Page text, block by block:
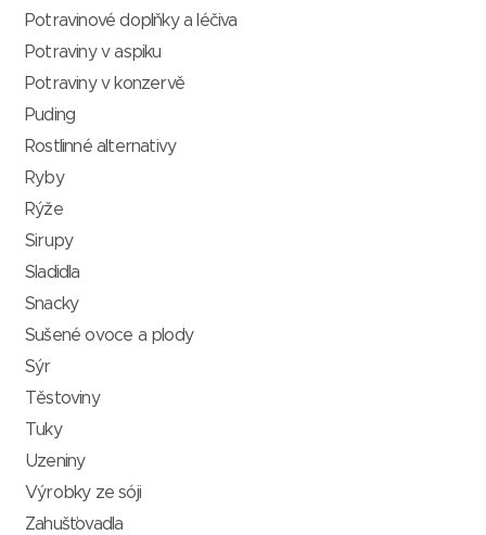
Potravinové doplňky a léčiva
Potraviny v aspiku
Potraviny v konzervě
Puding
Rostlinné alternativy
Ryby
Rýže
Sirupy
Sladidla
Snacky
Sušené ovoce a plody
Sýr
Těstoviny
Tuky
Uzeniny
Výrobky ze sóji
Zahušťovadla